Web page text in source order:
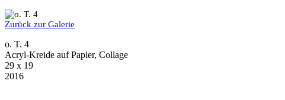
Zurück zur Galerie
o. T. 4
Acryl-Kreide auf Papier, Collage
29 x 19
2016